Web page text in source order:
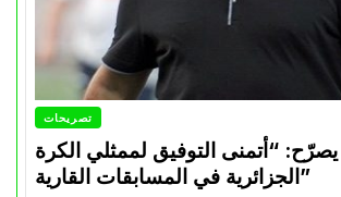
تصريحات
“أتمنى التوفيق لممثلي الكرة
الجزائرية في المسابقات القارية”